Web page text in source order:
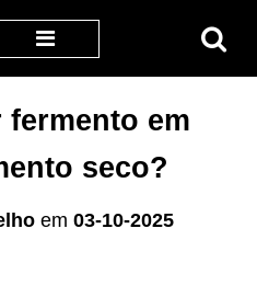
em
seco?
em03-10-2025